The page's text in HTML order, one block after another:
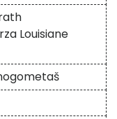
Louisiane